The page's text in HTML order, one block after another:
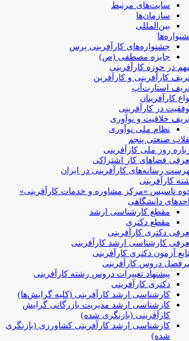
سایت‌های مرتبط
سازمان‌ها
بین‌المللی
جشنواره‌های کارآفرینی‌ پرس
جایزه مصطفی (ص)
در حوزه کارآفرینی
کارآفرینی و کارآفرین
استارت‌آپ
کارآفرینان
در کارآفرینی
خلاقیت و نوآوری
نظام ملی نوآوری
صنعتی پنجم
روز ملی کارآفرینی
فضاهای کار اشتراکی
رسانه‌های کارآفرینی در ایران
کارآفرینی
تاسیس «مرکز مشاوره و خدمات کارآفرینی»
دانشگاهی
مقطع کارشناسی ارشد
مقطع دکتری
دکتری کارآفرینی
کارشناسی ارشد کارآفرینی
آزمون دکتری کارآفرینی
دروس کارآفرینی
پیشنهاد تغییرات دروس رشته کارآفرینی
دکتری کارآفرینی
کارشناسی ارشد کارآفرینی (کلیه گرایش‌ها)
کارشناسی ارشد مدیریت بازرگانی گرایش
کارآفرینی (بازنگری شده)
کارشناسی ارشد کارآفرینی کشاورزی (بازنگری
شده)